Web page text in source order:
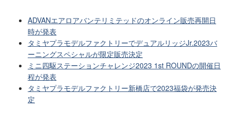
ADVANエアロアバンテリミテッドのオンライン販売再開日
時が発表
タミヤプラモデルファクトリーでデュアルリッジJr.2023バ
ーニングスペシャルが限定販売決定
ミニ四駆ステーションチャレンジ2023 1st ROUNDの開催日
程が発表
タミヤプラモデルファクトリー新橋店で2023福袋が発売決
定